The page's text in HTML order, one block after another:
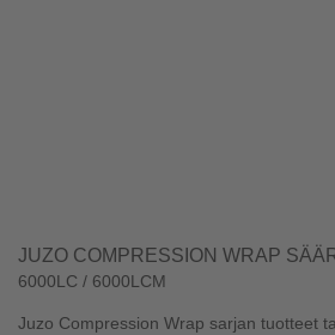
JUZO COMPRESSION WRAP
6000LC / 6000LCM
Juzo Compression Wrap sarjan tuotteet